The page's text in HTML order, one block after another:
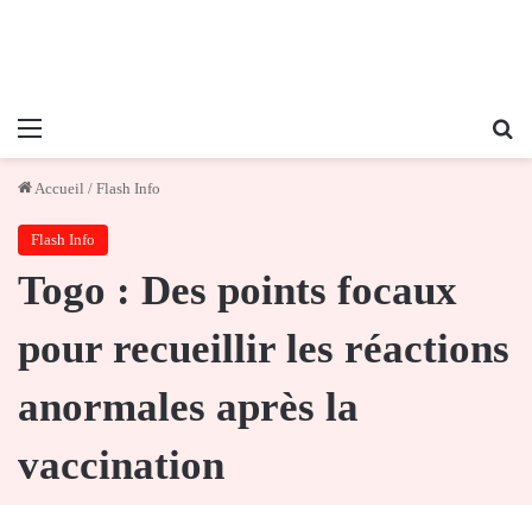
Menu
Accueil / Flash Info
Flash Info
Togo : Des points focaux
pour recueillir les réactions
anormales après la
vaccination